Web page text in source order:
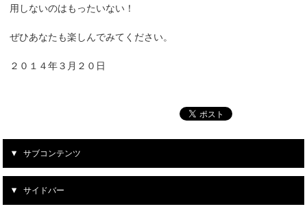
用しないのはもったいない！
ぜひあなたも楽しんでみてください。
２０１４年３月２０日
サブコンテンツ
サイドバー